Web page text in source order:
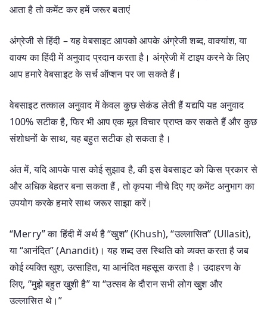
आता है तो कमेंट कर हमें जरूर बताएं
अंग्रेजी से हिंदी – यह वेबसाइट आपको आपके अंग्रेजी शब्द, वाक्यांश, या
वाक्य का हिंदी में अनुवाद प्रदान करता है। अंग्रेजी में टाइप करने के लिए
आप हमारे वेबसाइट के सर्च ऑप्शन पर जा सकते हैं।
वेबसाइट तत्काल अनुवाद में केवल कुछ सेकंड लेती हैं यद्यपि यह अनुवाद
100% सटीक है, फिर भी आप एक मूल विचार प्राप्त कर सकते हैं और कुछ
संशोधनों के साथ, यह बहुत सटीक हो सकता है।
अंत में, यदि आपके पास कोई सुझाव है, की इस वेबसाइट को किस प्रकार से
और अधिक बेहतर बना सकता हैं , तो कृपया नीचे दिए गए कमेंट अनुभाग का
उपयोग करके हमारे साथ जरूर साझा करें।
“Merry” का हिंदी में अर्थ है “खुश” (Khush), “उल्लासित” (Ullasit),
या “आनंदित” (Anandit)। यह शब्द उस स्थिति को व्यक्त करता है जब
कोई व्यक्ति खुश, उत्साहित, या आनंदित महसूस करता है। उदाहरण के
लिए, “मुझे बहुत खुशी है” या “उत्सव के दौरान सभी लोग खुश और
उल्लासित थे।”